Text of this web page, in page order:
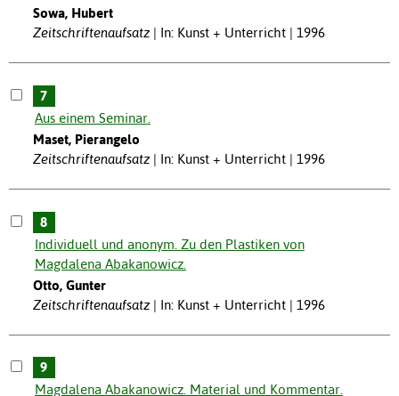
Sowa, Hubert
Zeitschriftenaufsatz
In: Kunst + Unterricht | 1996
7
Aus einem Seminar.
Maset, Pierangelo
Zeitschriftenaufsatz
In: Kunst + Unterricht | 1996
8
Individuell und anonym. Zu den Plastiken von
Magdalena Abakanowicz.
Otto, Gunter
Zeitschriftenaufsatz
In: Kunst + Unterricht | 1996
9
Magdalena Abakanowicz. Material und Kommentar.